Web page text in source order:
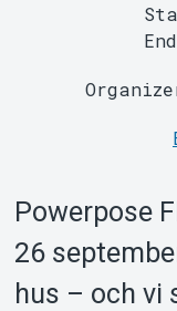
Powerpose
26
hus – och vi